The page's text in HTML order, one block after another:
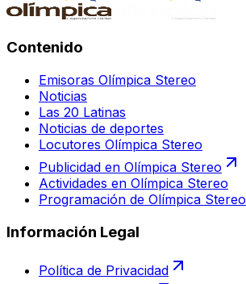
Contenido
Emisoras Olímpica Stereo
Noticias
Las 20 Latinas
Noticias de deportes
Locutores Olímpica Stereo
Publicidad en Olímpica Stereo
Actividades en Olímpica Stereo
Programación de Olímpica Stereo
Información Legal
Política de Privacidad